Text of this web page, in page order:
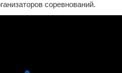
соревнований.